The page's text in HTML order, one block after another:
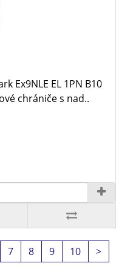
Ex9NLE EL 1PN B10
chrániče s nad..
7 8 9 10
>